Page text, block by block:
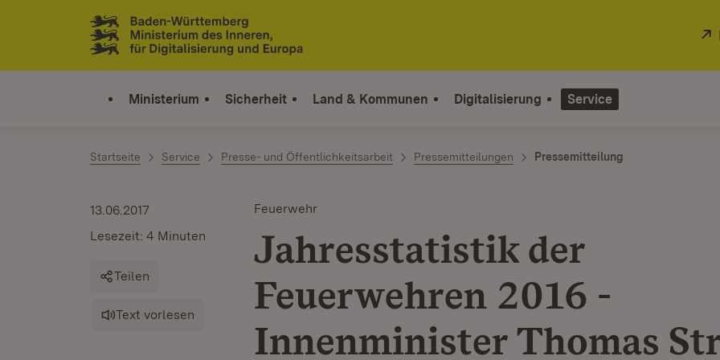
Zum Inhalt springen
Link zur Startseite
Ministerium Sicherheit Land & Kommunen Digitalisierung Service
Startseite Service Presse- und Öffentlichkeitsarbeit Pressemitteilungen Pressemitteilung
Feuerwehr
Jahresstatistik der
Feuerwehren 2016 -
Innenminister Thomas
13.06.2017
Lesezeit: 4 Minuten
Teilen
Text vorlesen